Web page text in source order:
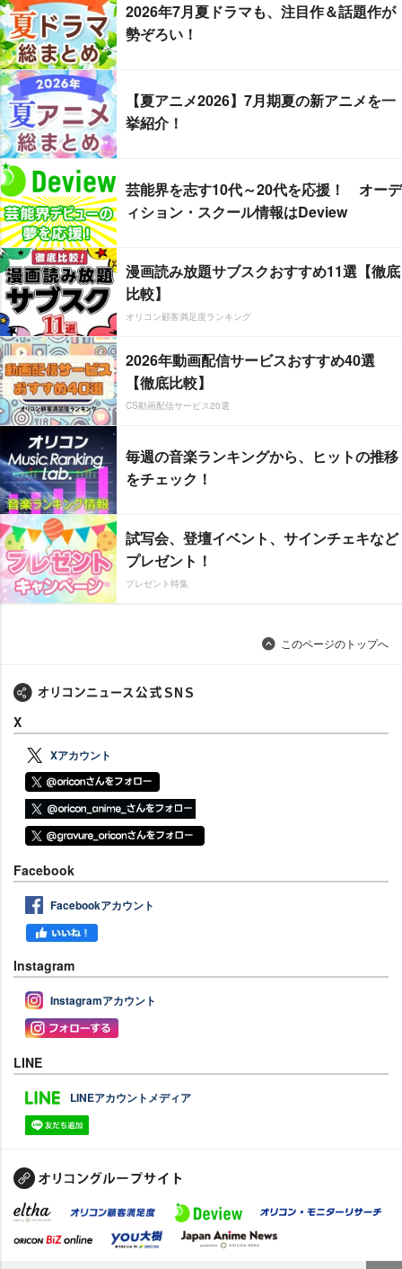
2026年7月夏ドラマも、注目作＆話題作が
勢ぞろい！
【夏アニメ2026】7月期夏の新アニメを一
挙紹介！
芸能界を志す10代～20代を応援！ オーデ
ィション・スクール情報はDeview
漫画読み放題サブスクおすすめ11選【徹底
比較】
オリコン顧客満足度ランキング
2026年動画配信サービスおすすめ40選
【徹底比較】
CS動画配信サービス20選
毎週の音楽ランキングから、ヒットの推移
をチェック！
試写会、登壇イベント、サインチェキなど
プレゼント！
プレゼント特集
このページのトップへ
X
Xアカウント
Facebook
Facebookアカウント
Instagram
Instagramアカウント
LINE
LINEアカウントメディア